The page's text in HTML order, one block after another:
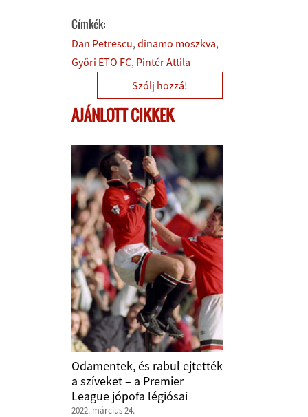
Címkék:
Dan Petrescu dinamo moszkva
Győri ETO FC Pintér Attila
Szólj hozzá!
AJÁNLOTT CIKKEK
Odamentek, és rabul ejtették
a szíveket – a Premier
League jópofa légiósai
2022. március 24.